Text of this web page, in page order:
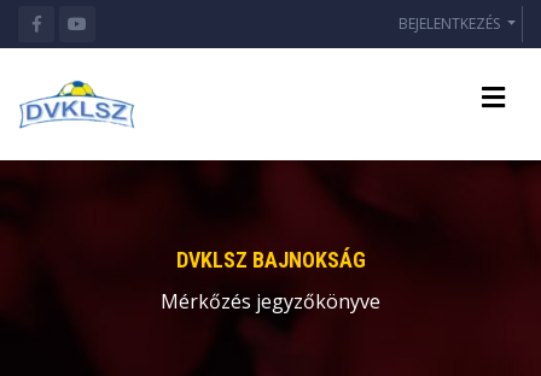
BEJELENTKEZÉS
DVKLSZ BAJNOKSÁG
Mérkőzés jegyzőkönyve